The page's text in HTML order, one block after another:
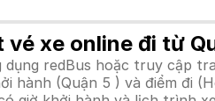
vé xe online đi từ
dụng redBus hoặc truy cập
hành (Quận 5 ) và điểm đi